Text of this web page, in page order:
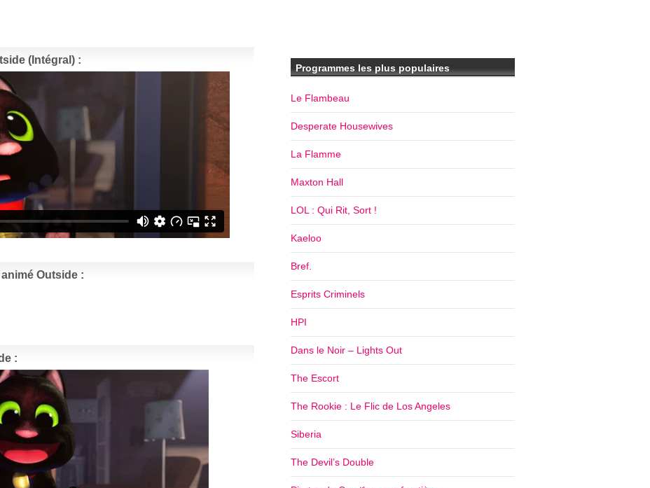
(Intégral) :
Outside :
:
Programmes les plus populaires
Le Flambeau
Desperate Housewives
La Flamme
Maxton Hall
LOL : Qui Rit, Sort !
Kaeloo
Bref.
Esprits Criminels
HPI
Dans le Noir – Lights Out
The Escort
The Rookie : Le Flic de Los Angeles
Siberia
The Devil’s Double